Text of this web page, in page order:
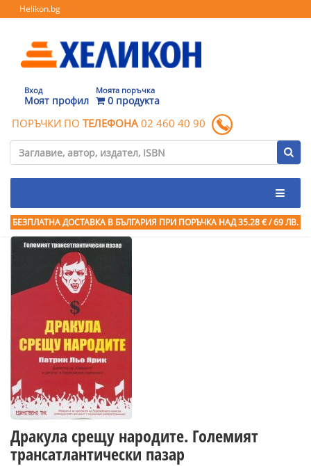
Helikon.bg
Вход
Моят профил
Моята поръчка
0 продукта
ПОРЪЧКИ ПО ТЕЛЕФОНА 02 460 40 90
БЕЗПЛАТНА ДОСТАВКА В БЪЛГАРИЯ ПРИ ПОРЪЧКА НАД 35.28 € / 69 ЛВ.
Дракула срещу народите. Големият
трансатлантически пазар